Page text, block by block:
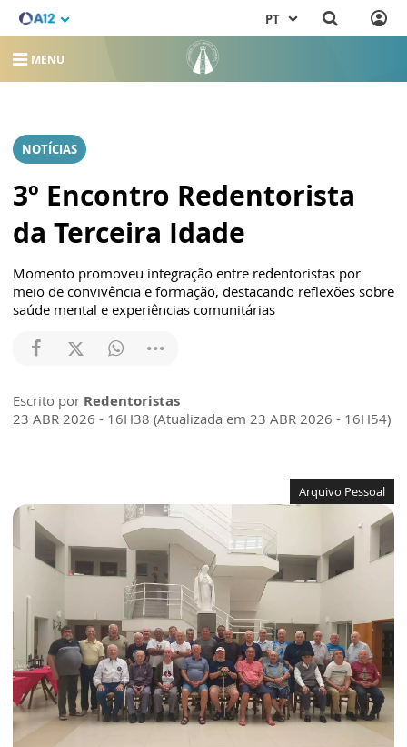
PT
MENU
NOTÍCIAS
3º Encontro Redentorista
da Terceira Idade
Momento promoveu integração entre redentoristas por
meio de convivência e formação, destacando reflexões sobre
saúde mental e experiências comunitárias
Escrito por Redentoristas
23 ABR 2026 - 16H38 (Atualizada em 23 ABR 2026 - 16H54)
Arquivo Pessoal